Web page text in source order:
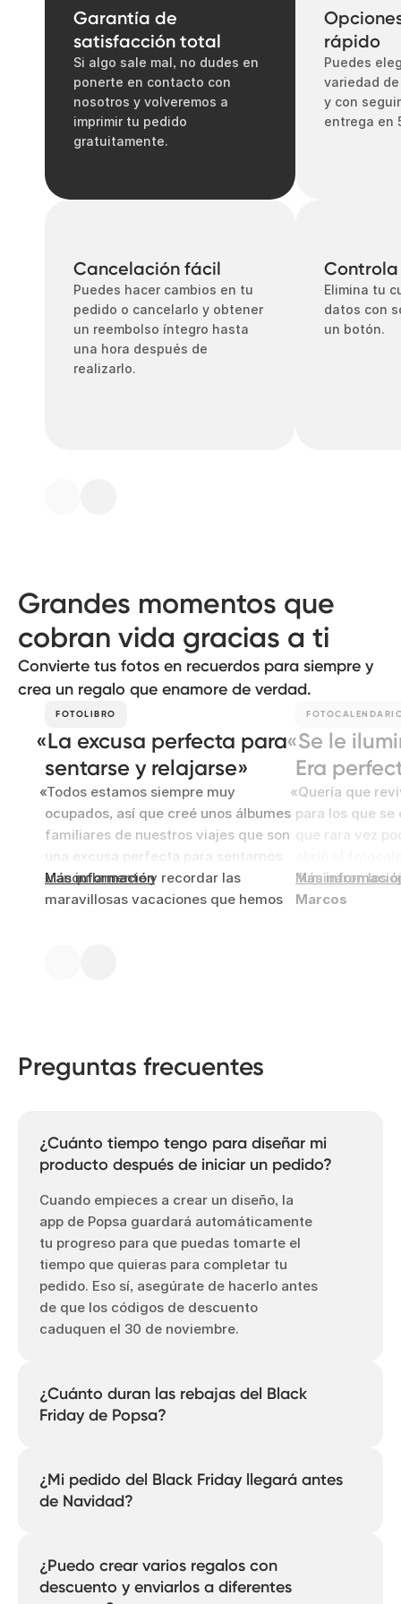
Garantía de
satisfacción total
Si algo sale mal, no dudes en
ponerte en contacto con
nosotros y volveremos a
imprimir tu pedido
gratuitamente.
Cancelación fácil
Puedes hacer cambios en tu
pedido o cancelarlo y obtener
un reembolso íntegro hasta
una hora después de
realizarlo.
rápido
Puedes
variedad
y con
entrega en
Elimina tu
datos con
un botón.
Grandes momentos que
cobran vida gracias a ti
Convierte tus fotos en recuerdos para siempre y
crea un regalo que enamore de verdad.
FOTOLIBRO
La excusa perfecta para
sentarse y relajarse
Todos estamos siempre muy
ocupados, así que creé unos álbumes
familiares de nuestros viajes que son
una excusa perfecta para sentarnos
tranquilamente y recordar las
maravillosas vacaciones que hemos
Más información
Se le
Era
Quería que
para los que
que rara vez
iluminaron los
Marcos
Más
Preguntas frecuentes
¿Cuánto tiempo tengo para diseñar mi
producto después de iniciar un pedido?
Cuando empieces a crear un diseño, la
app de Popsa guardará automáticamente
tu progreso para que puedas tomarte el
tiempo que quieras para completar tu
pedido. Eso sí, asegúrate de hacerlo antes
de que los códigos de descuento
caduquen el 30 de noviembre.
¿Cuánto duran las rebajas del Black
Friday de Popsa?
el 30 de noviembre, así que asegúrate de
hacer tus pedidos mientras estén activas.
¿Mi pedido del Black Friday llegará antes
de Navidad?
de rebajas del Black Friday, llegará antes
de Navidad. Puedes ver el estado de tu
¿Puedo crear varios regalos con
descuento y enviarlos a diferentes